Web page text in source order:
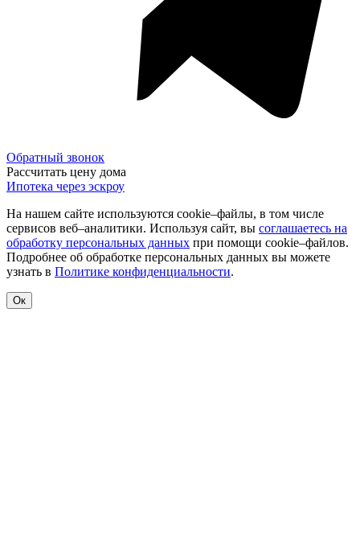
Обратный звонок
Рассчитать цену дома
Ипотека через эскроу
На нашем сайте используются cookie–файлы, в том числе
сервисов веб–аналитики. Используя сайт, вы соглашаетесь на
обработку персональных данных при помощи cookie–файлов.
Подробнее об обработке персональных данных вы можете
узнать в Политике конфиденциальности.
Ок